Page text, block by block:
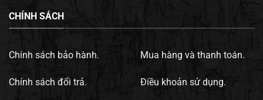
CHÍNH SÁCH
Chính sách bảo hành.
Chính sách đổi trả.
Mua hàng và thanh toán.
Điều khoản sử dụng.